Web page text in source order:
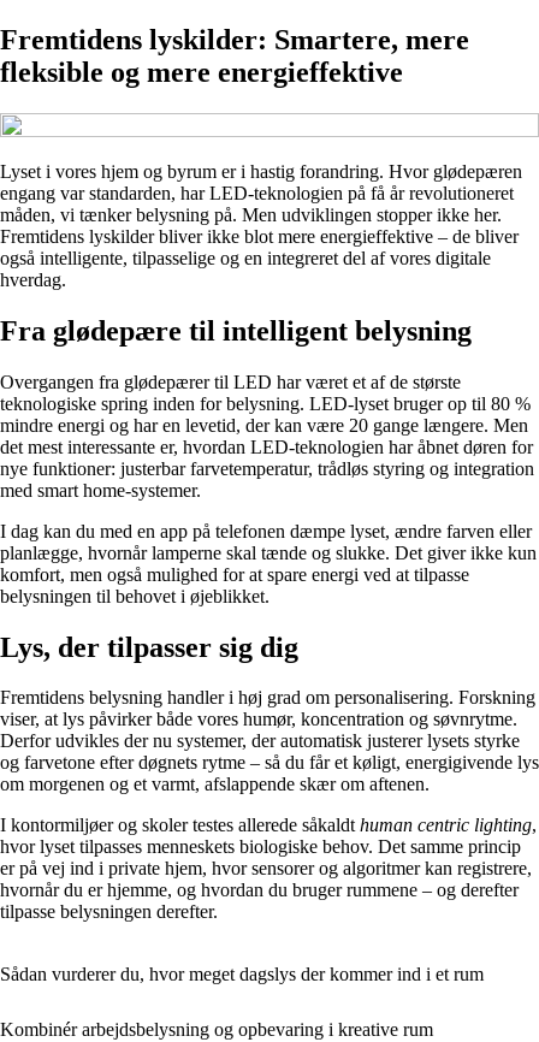
Fremtidens lyskilder: Smartere, mere
fleksible og mere energieffektive
Lyset i vores hjem og byrum er i hastig forandring. Hvor glødepæren
engang var standarden, har LED-teknologien på få år revolutioneret
måden, vi tænker belysning på. Men udviklingen stopper ikke her.
Fremtidens lyskilder bliver ikke blot mere energieffektive – de bliver
også intelligente, tilpasselige og en integreret del af vores digitale
hverdag.
Fra glødepære til intelligent belysning
Overgangen fra glødepærer til LED har været et af de største
teknologiske spring inden for belysning. LED-lyset bruger op til 80 %
mindre energi og har en levetid, der kan være 20 gange længere. Men
det mest interessante er, hvordan LED-teknologien har åbnet døren for
nye funktioner: justerbar farvetemperatur, trådløs styring og integration
med smart home-systemer.
I dag kan du med en app på telefonen dæmpe lyset, ændre farven eller
planlægge, hvornår lamperne skal tænde og slukke. Det giver ikke kun
komfort, men også mulighed for at spare energi ved at tilpasse
belysningen til behovet i øjeblikket.
Lys, der tilpasser sig dig
Fremtidens belysning handler i høj grad om personalisering. Forskning
viser, at lys påvirker både vores humør, koncentration og søvnrytme.
Derfor udvikles der nu systemer, der automatisk justerer lysets styrke
og farvetone efter døgnets rytme – så du får et køligt, energigivende lys
om morgenen og et varmt, afslappende skær om aftenen.
I kontormiljøer og skoler testes allerede såkaldthuman centric lighting,
hvor lyset tilpasses menneskets biologiske behov. Det samme princip
er på vej ind i private hjem, hvor sensorer og algoritmer kan registrere,
hvornår du er hjemme, og hvordan du bruger rummene – og derefter
tilpasse belysningen derefter.
Sådan vurderer du, hvor meget dagslys der kommer ind i et rum
Kombinér arbejdsbelysning og opbevaring i kreative rum